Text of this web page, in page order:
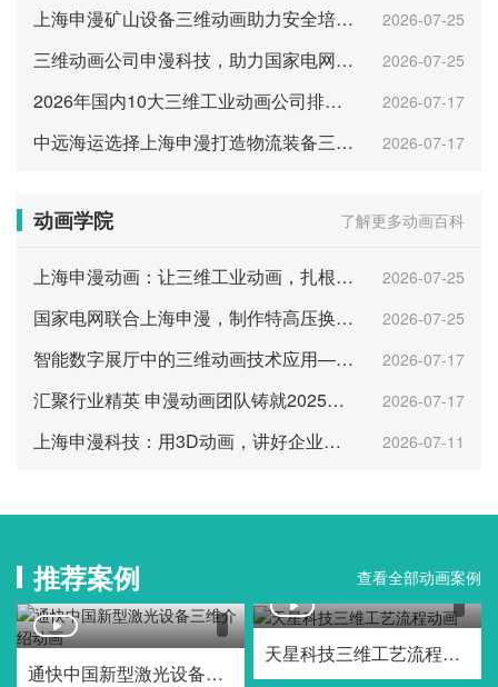
上海申漫矿山设备三维动画助力安全培训与智能展示 2026-07-25
三维动画公司申漫科技，助力国家电网数字化运维可视化 2026-07-25
2026年国内10大三维工业动画公司排名 综合实力TOP10 2026-07-17
中远海运选择上海申漫打造物流装备三维工业动画 2026-07-17
动画学院 了解更多动画百科
上海申漫动画：让三维工业动画，扎根企业日常运营每一环 2026-07-25
国家电网联合上海申漫，制作特高压换流站三维动画 2026-07-25
智能数字展厅中的三维动画技术应用——以上海申漫科技为例 2026-07-17
汇聚行业精英 申漫动画团队铸就2025年行业大奖 2026-07-17
上海申漫科技：用3D动画，讲好企业品牌与产品故事 2026-07-11
推荐案例 查看全部动画案例
通快中国新型激光设备三维介绍动画
天星科技三维工艺流程动画